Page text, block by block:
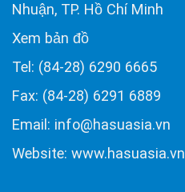
Nhuận, TP. Hồ Chí Minh
Xem bản đồ
Tel: (84-28) 6290 6665
Fax: (84-28) 6291 6889
Email: info@hasuasia.vn
Website: www.hasuasia.vn